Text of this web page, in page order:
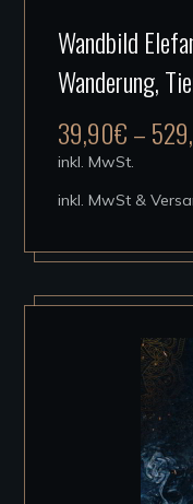
Wandbild
Wanderung,
39,90€–
inkl. MwSt.
inkl. MwSt &